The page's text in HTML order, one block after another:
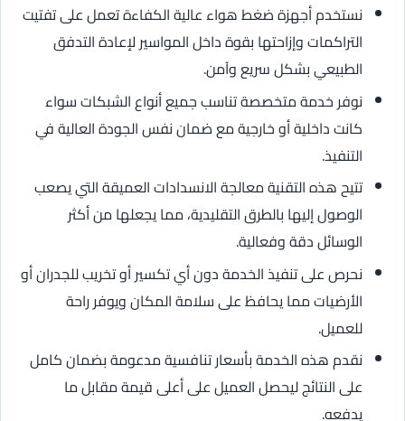
نستخدم أجهزة ضغط هواء عالية الكفاءة تعمل على تفتيت
التراكمات وإزاحتها بقوة داخل المواسير لإعادة التدفق
الطبيعي بشكل سريع وآمن.
نوفر خدمة متخصصة تناسب جميع أنواع الشبكات سواء
كانت داخلية أو خارجية مع ضمان نفس الجودة العالية في
التنفيذ.
تتيح هذه التقنية معالجة الانسدادات العميقة التي يصعب
الوصول إليها بالطرق التقليدية، مما يجعلها من أكثر
الوسائل دقة وفعالية.
نحرص على تنفيذ الخدمة دون أي تكسير أو تخريب للجدران أو
الأرضيات مما يحافظ على سلامة المكان ويوفر راحة
للعميل.
نقدم هذه الخدمة بأسعار تنافسية مدعومة بضمان كامل
على النتائج ليحصل العميل على أعلى قيمة مقابل ما
يدفعه.